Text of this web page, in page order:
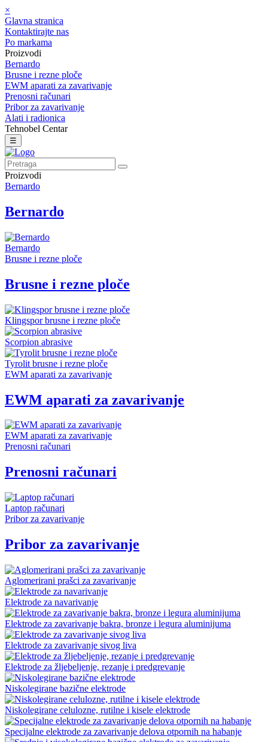
×
Glavna stranica
Kontaktirajte nas
Po markama
Proizvodi
Bernardo
Brusne i rezne ploče
EWM aparati za zavarivanje
Prenosni računari
Pribor za zavarivanje
Alati i radionica
Tehnobel Centar
☰
Proizvodi
Bernardo
Bernardo
Bernardo
Brusne i rezne ploče
Brusne i rezne ploče
Klingspor brusne i rezne ploče
Scorpion abrasive
Tyrolit brusne i rezne ploče
EWM aparati za zavarivanje
EWM aparati za zavarivanje
EWM aparati za zavarivanje
Prenosni računari
Prenosni računari
Laptop računari
Pribor za zavarivanje
Pribor za zavarivanje
Aglomerirani prašci za zavarivanje
Elektrode za navarivanje
Elektrode za zavarivanje bakra, bronze i legura aluminijuma
Elektrode za zavarivanje sivog liva
Elektrode za žljebeljenje, rezanje i predgrevanje
Niskolegirane bazične elektrode
Niskolegirane celulozne, rutilne i kisele elektrode
Specijalne elektrode za zavarivanje delova otpornih na habanje